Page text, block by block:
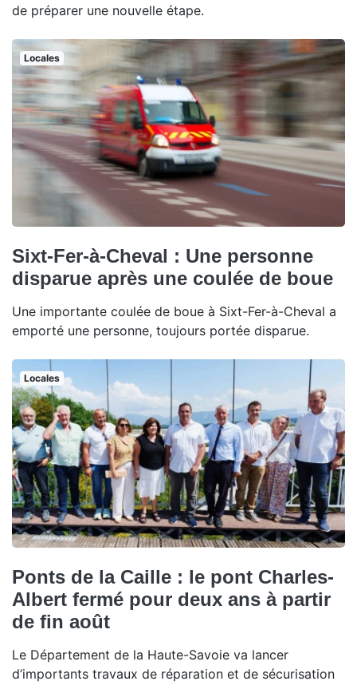
de préparer une nouvelle étape.
Locales
Sixt-Fer-à-Cheval : Une personne
disparue après une coulée de boue
Une importante coulée de boue à Sixt-Fer-à-Cheval a
emporté une personne, toujours portée disparue.
Locales
Ponts de la Caille : le pont Charles-
Albert fermé pour deux ans à partir
de fin août
Le Département de la Haute-Savoie va lancer
d’importants travaux de réparation et de sécurisation